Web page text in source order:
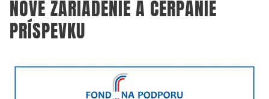
NOVÉ ZARIADENIE A ČERPANIE
PRÍSPEVKU